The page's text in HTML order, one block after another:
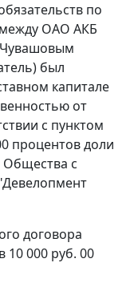
по
между ОАО АКБ
Чувашовым
был
капитале
от
с пунктом
процентов доли
Общества с
договора
10 000 руб. 00